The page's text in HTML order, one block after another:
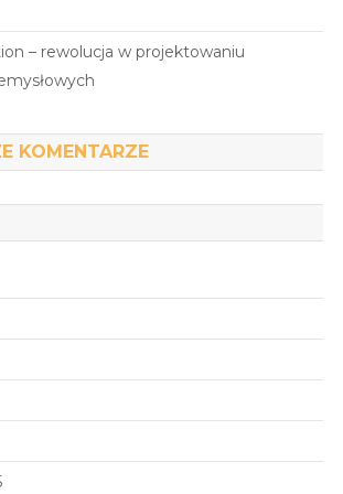
– rewolucja w projektowaniu
KOMENTARZE